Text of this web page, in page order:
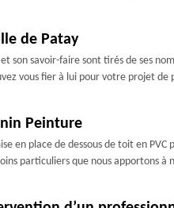
de Patay
son savoir-faire sont tirés de ses
vous fier à lui pour votre projet de
Peinture
en place de dessous de toit en
particuliers que nous apportons à